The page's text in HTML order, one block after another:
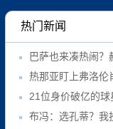
热门新闻
巴萨也来凑热闹？
热那亚盯上弗洛伦
21位身价破亿的球
布冯：选孔蒂？我